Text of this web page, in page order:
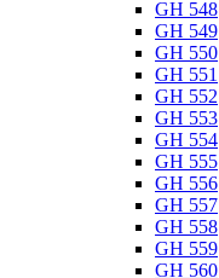
GH 548
GH 549
GH 550
GH 551
GH 552
GH 553
GH 554
GH 555
GH 556
GH 557
GH 558
GH 559
GH 560